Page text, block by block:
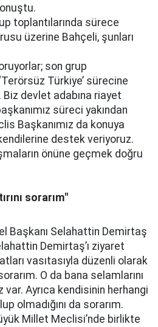
toplantılarında sürece
üzerine Bahçeli, şunları
son grup
Türkiye’ sürecine
devlet adabına riayet
süreci yakından
Başkanımız da konuya
destek veriyoruz.
önüne geçmek doğru
sorarım"
Başkanı Selahattin Demirtaş
Demirtaş’ı ziyaret
vasıtasıyla düzenli olarak
O da bana selamlarını
Ayrıca kendisinin herhangi
olmadığını da sorarım.
Millet Meclisi’nde birlikte